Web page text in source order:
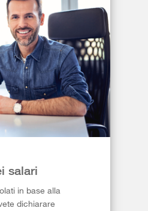
salari
in base alla
dichiarare